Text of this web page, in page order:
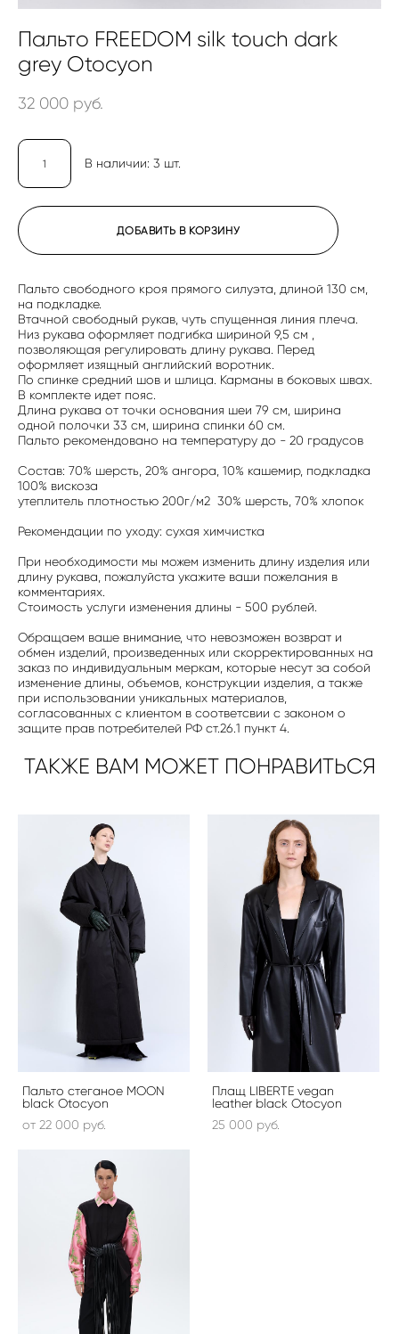
Пальто FREEDOM silk touch dark
grey Otocyon
32 000 pуб.
В наличии: 3 шт.
ДОБАВИТЬ В КОРЗИНУ
Пальто свободного кроя прямого силуэта, длиной 130 см,
на подкладке.
Втачной свободный рукав, чуть спущенная линия плеча.
Низ рукава оформляет подгибка шириной 9,5 см ,
позволяющая регулировать длину рукава. Перед
оформляет изящный английский воротник.
По спинке средний шов и шлица. Карманы в боковых швах.
В комплекте идет пояс.
Длина рукава от точки основания шеи 79 см, ширина
одной полочки 33 см, ширина спинки 60 см.
Пальто рекомендовано на температуру до - 20 градусов
Состав: 70% шерсть, 20% ангора, 10% кашемир, подкладка
100% вискоза
утеплитель плотностью 200г/м2 30% шерсть, 70% хлопок
Рекомендации по уходу: сухая химчистка
При необходимости мы можем изменить длину изделия или
длину рукава, пожалуйста укажите ваши пожелания в
комментариях.
Стоимость услуги изменения длины - 500 рублей.
Обращаем ваше внимание, что невозможен возврат и
обмен изделий, произведенных или скорректированных на
заказ по индивидуальным меркам, которые несут за собой
изменение длины, объемов, конструкции изделия, а также
при использовании уникальных материалов,
согласованных с клиентом в соответсвии с законом о
защите прав потребителей РФ ст.26.1 пункт 4.
ТАКЖЕ ВАМ МОЖЕТ ПОНРАВИТЬСЯ
Пальто стеганое MOON
black Otocyon
от 22 000 pуб.
Плащ LIBERTE vegan
leather black Otocyon
25 000 pуб.